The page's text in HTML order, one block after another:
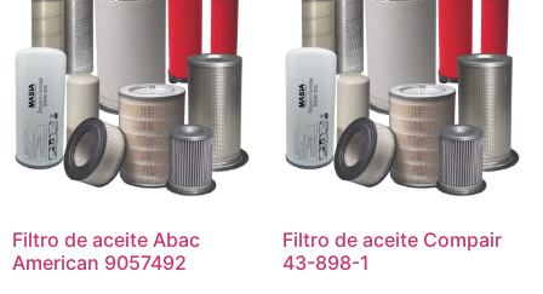
Filtro de aceite Abac
American 9057492
Filtro de aceite Compair
43-898-1